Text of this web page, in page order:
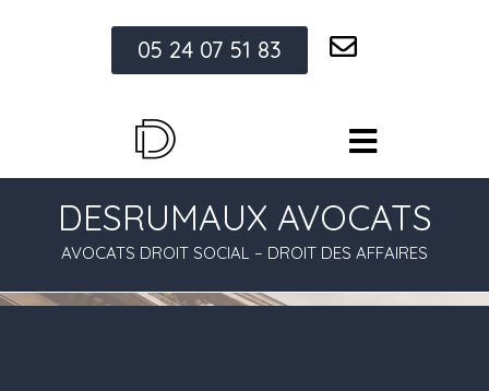
05 24 07 51 83
DESRUMAUX AVOCATS
AVOCATS DROIT SOCIAL – DROIT DES AFFAIRES